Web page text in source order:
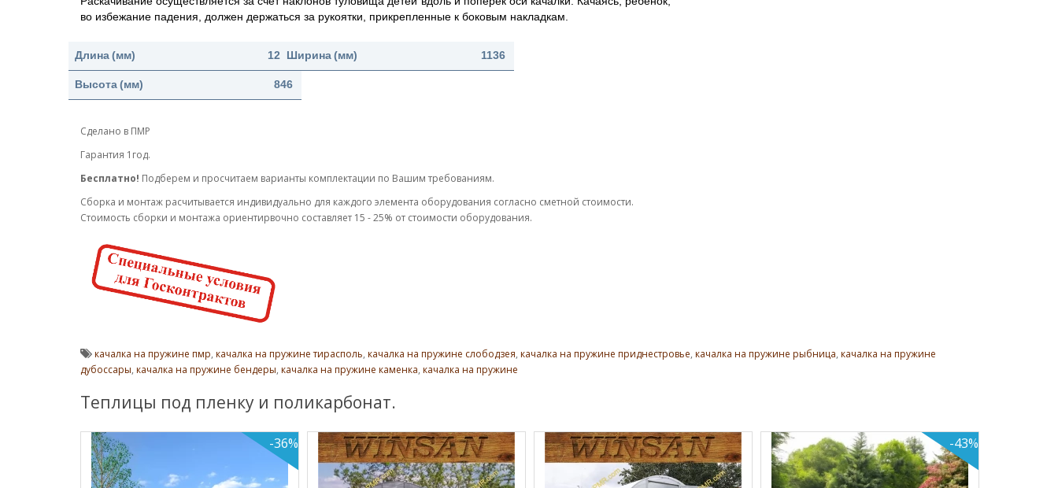
во избежание падения, должен держаться за рукоятки, прикрепленные к боковым накладкам.
Длина (мм) 1200Ширина (мм) 1136
Высота (мм) 846
Сделано в ПМР
Гарантия 1год.
Бесплатно! Подберем и просчитаем варианты комплектации по Вашим требованиям.
Cборка и монтаж расчитывается индивидуально для каждого элемента оборудования согласно сметной стоимости.
Стоимость сборки и монтажа ориентирвочно составляет 15 - 25% от стоимости оборудования.
качалка на пружине пмр, качалка на пружине тирасполь, качалка на пружине слободзея, качалка на пружине приднестровье, качалка на пружине рыбница, качалка на пружине
дубоссары, качалка на пружине бендеры, качалка на пружине каменка, качалка на пружине
Теплицы под пленку и поликарбонат.
-36% -43%